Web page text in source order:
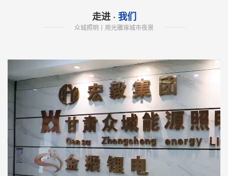
走进 · 我们
众城照明丨用光雕琢城市夜景
太阳能景观灯在兰州地区的应用特点与选型建议
随着城市绿化提升和绿色照明理念普及，太阳能景观灯
因其无需布线、节能环保、安装灵活等特点，被广泛应
学制定兰州太阳...
太阳能路灯安装步骤与接线要点解析
同样的灯杆高度，同样的阴雨天数，太阳能路灯安装方
式不同，照明效果和后期维护成本能差出30%。把太阳
能路灯安装在“朝向+倾角+埋深”系统里校准，才会发现
“电池容量...